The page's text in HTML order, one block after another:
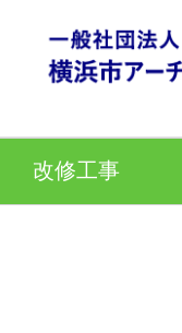
content
改修工事